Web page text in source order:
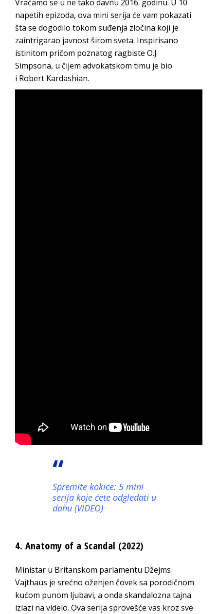
Vraćamo se u ne tako davnu 2016. godinu. U 10
napetih epizoda, ova mini serija će vam pokazati
šta se dogodilo tokom suđenja zločina koji je
zaintrigarao javnost širom sveta. Inspirisano
istinitom pričom poznatog ragbiste O.J
Simpsona, u čijem advokatskom timu je bio
i Robert Kardashian.
Spremite kokice: 5 mini
serija koje ćete odgledati u
dahu (VIDEO)
4. Anatomy of a Scandal (2022)
Ministar u Britanskom parlamentu Džejms
Vajthaus je srećno oženjen čovek sa porodičnom
kućom punom ljubavi, a onda skandalozna tajna
izlazi na videlo. Ova serija sprovešće vas kroz sve